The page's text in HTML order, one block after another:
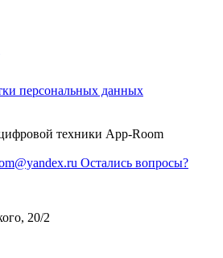
персональных данных
техники App-Room
Остались вопросы?
20/2